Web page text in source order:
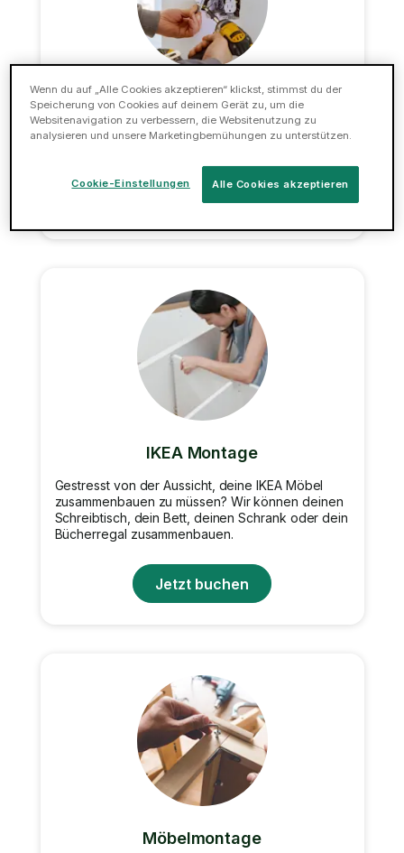
Elektroarbeiten
Tasker können dir bei deinen Elektroarbeiten
Jetzt buchen
IKEA Montage
Gestresst von der Aussicht, deine IKEA Möbel
zusammenbauen zu müssen? Wir können deinen
Schreibtisch, dein Bett, deinen Schrank oder dein
Bücherregal zusammenbauen.
Jetzt buchen
Möbelmontage
Wenn du auf „Alle Cookies akzeptieren“ klickst, stimmst du der
Speicherung von Cookies auf deinem Gerät zu, um die
Websitenavigation zu verbessern, die Websitenutzung zu
analysieren und unsere Marketingbemühungen zu unterstützen.
Alle Cookies akzeptieren
Cookie-Einstellungen